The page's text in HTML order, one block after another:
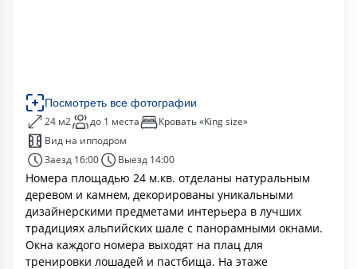
Посмотреть все фотографии
24 м2 до 1 места
Кровать «King size»
Вид на ипподром
Заезд 16:00
Выезд 14:00
Номера площадью 24 м.кв. отделаны натуральным
деревом и камнем, декорированы уникальными
дизайнерскими предметами интерьера в лучших
традициях альпийских шале с панорамными окнами.
Окна каждого номера выходят на плац для
тренировки лошадей и пастбища. На этаже